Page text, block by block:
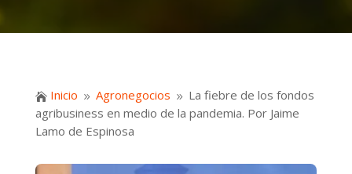
 Inicio 9 Agronegocios 9 La fiebre de los fondos
agribusiness en medio de la pandemia. Por Jaime
Lamo de Espinosa